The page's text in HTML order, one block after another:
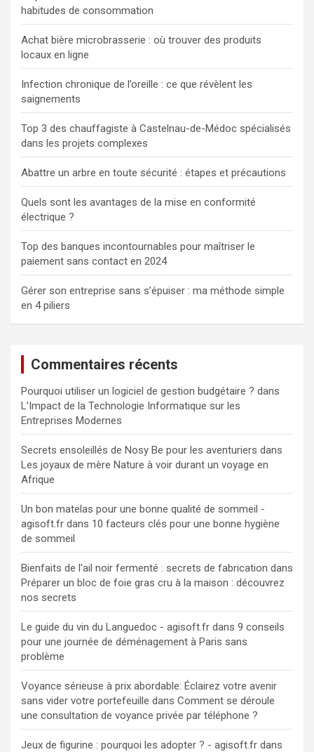
habitudes de consommation
Achat bière microbrasserie : où trouver des produits
locaux en ligne
Infection chronique de l’oreille : ce que révèlent les
saignements
Top 3 des chauffagiste à Castelnau-de-Médoc spécialisés
dans les projets complexes
Abattre un arbre en toute sécurité : étapes et précautions
Quels sont les avantages de la mise en conformité
électrique ?
Top des banques incontournables pour maîtriser le
paiement sans contact en 2024
Gérer son entreprise sans s’épuiser : ma méthode simple
en 4 piliers
Commentaires récents
Pourquoi utiliser un logiciel de gestion budgétaire ? dans
L’Impact de la Technologie Informatique sur les
Entreprises Modernes
Secrets ensoleillés de Nosy Be pour les aventuriers dans
Les joyaux de mère Nature à voir durant un voyage en
Afrique
Un bon matelas pour une bonne qualité de sommeil -
agisoft.fr dans 10 facteurs clés pour une bonne hygiène
de sommeil
Bienfaits de l'ail noir fermenté : secrets de fabrication dans
Préparer un bloc de foie gras cru à la maison : découvrez
nos secrets
Le guide du vin du Languedoc - agisoft.fr dans 9 conseils
pour une journée de déménagement à Paris sans
problème
Voyance sérieuse à prix abordable: Éclairez votre avenir
sans vider votre portefeuille dans Comment se déroule
une consultation de voyance privée par téléphone ?
Jeux de figurine : pourquoi les adopter ? - agisoft.fr dans